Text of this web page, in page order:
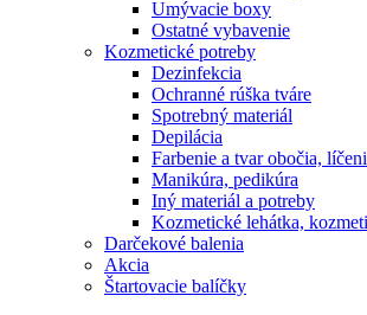
Umývacie boxy
Ostatné vybavenie
Kozmetické potreby
Dezinfekcia
Ochranné rúška tváre
Spotrebný materiál
Depilácia
Farbenie a tvar obočia,
Manikúra, pedikúra
Iný materiál a potreby
Kozmetické lehátka,
Darčekové balenia
Akcia
Štartovacie balíčky